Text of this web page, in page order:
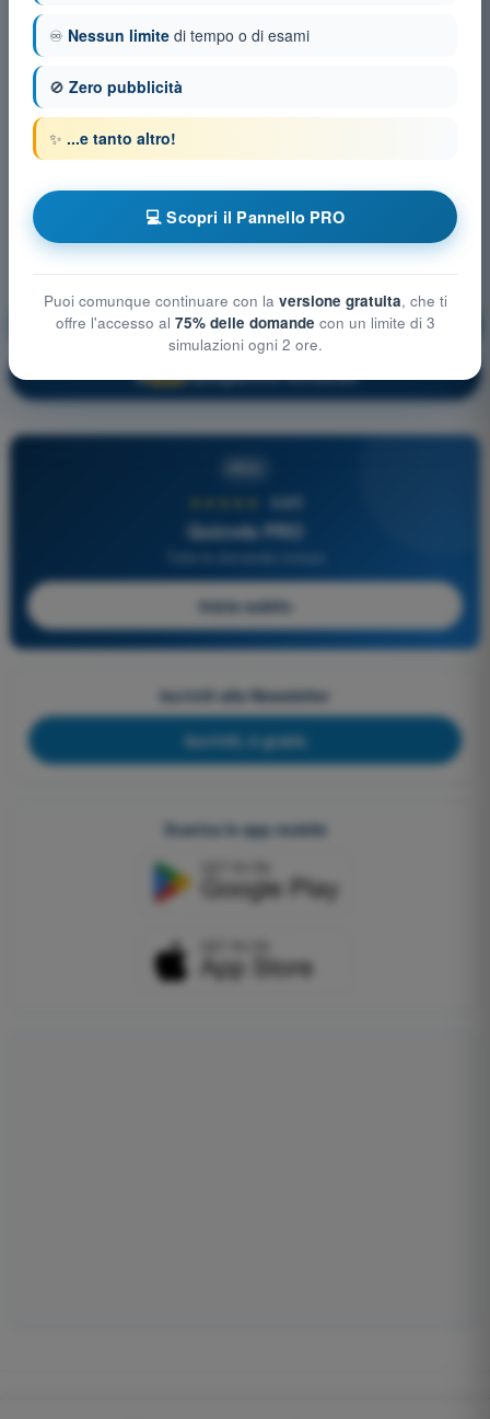
Prestazioni e limitazioni umane Allenamento!
🔒 Spiegazione domanda
4,6/5
Quizvds PRO
Inizia subito
Iscriviti alla Newsletter
Iscriviti, è gratis
Scarica le app mobile
♾️ Nessun limite di tempo o di esami
🚫 Zero pubblicità
✨ ...e tanto altro!
💻 Scopri il Pannello PRO
Puoi comunque continuare con la versione gratuita, che ti
offre l'accesso al 75% delle domande con un limite di 3
simulazioni ogni 2 ore.